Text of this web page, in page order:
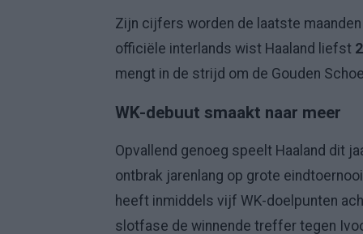
Zijn cijfers worden de laatste
officiële interlands wist Haaland liefst
mengt in de strijd om de Gouden
WK-debuut smaakt naar meer
Opvallend genoeg speelt Haaland dit
ontbrak jarenlang op grote
heeft inmiddels vijf WK-doelpunten
slotfase de winnende treffer tegen